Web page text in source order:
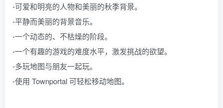
-可爱和明亮的人物和美丽的秋季背景。
-平静而美丽的背景音乐。
-一个动态的、不枯燥的阶段。
-一个有趣的游戏的难度水平，激发挑战的欲望。
-多玩地图与朋友一起玩。
-使用 Townportal 可轻松移动地图。